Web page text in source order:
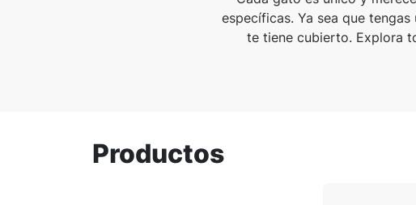
específicas. Ya sea que
te tiene cubierto. Explora
Productos